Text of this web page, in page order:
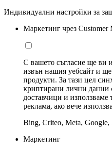
Индивидуални настройки за
Маркетинг чрез Customer
С вашето съгласие ще ви
извън нашия уебсайт и
продукти. За тази цел
криптирани лични данни
доставчици и използваме
реклама, ако вече
Bing, Criteo, Meta,
Маркетинг